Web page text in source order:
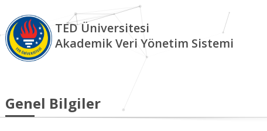
TED Üniversitesi
Akademik Veri Yönetim Sistemi
Genel Bilgiler